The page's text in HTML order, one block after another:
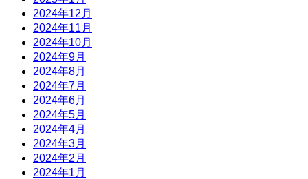
2024年12月
2024年11月
2024年10月
2024年9月
2024年8月
2024年7月
2024年6月
2024年5月
2024年4月
2024年3月
2024年2月
2024年1月